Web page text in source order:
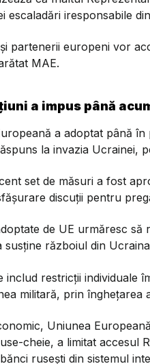
escaladări iresponsabile
și partenerii europeni vor
MAE.
a impus până
a adoptat până
la invazia Ucrainei,
set de măsuri a fost
discuții pentru
de UE urmăresc
susține războiul din
includ restricții individuale
militară, prin înghețarea
Uniunea
cheie, a limitat accesul
rusești din sistemul